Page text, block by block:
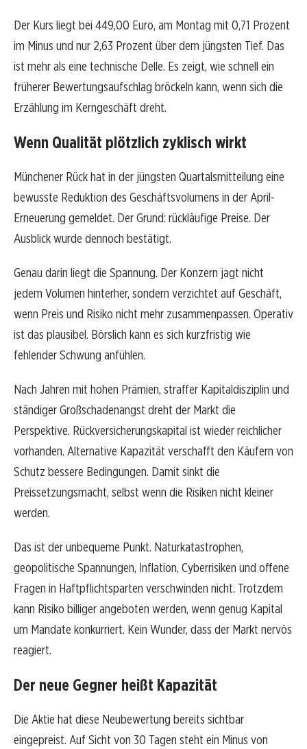
Der Kurs liegt bei 449,00 Euro, am Montag mit 0,71 Prozent
im Minus und nur 2,63 Prozent über dem jüngsten Tief. Das
ist mehr als eine technische Delle. Es zeigt, wie schnell ein
früherer Bewertungsaufschlag bröckeln kann, wenn sich die
Erzählung im Kerngeschäft dreht.
Wenn Qualität plötzlich zyklisch wirkt
Münchener Rück hat in der jüngsten Quartalsmitteilung eine
bewusste Reduktion des Geschäftsvolumens in der April-
Erneuerung gemeldet. Der Grund: rückläufige Preise. Der
Ausblick wurde dennoch bestätigt.
Genau darin liegt die Spannung. Der Konzern jagt nicht
jedem Volumen hinterher, sondern verzichtet auf Geschäft,
wenn Preis und Risiko nicht mehr zusammenpassen. Operativ
ist das plausibel. Börslich kann es sich kurzfristig wie
fehlender Schwung anfühlen.
Nach Jahren mit hohen Prämien, straffer Kapitaldisziplin und
ständiger Großschadenangst dreht der Markt die
Perspektive. Rückversicherungskapital ist wieder reichlicher
vorhanden. Alternative Kapazität verschafft den Käufern von
Schutz bessere Bedingungen. Damit sinkt die
Preissetzungsmacht, selbst wenn die Risiken nicht kleiner
werden.
Das ist der unbequeme Punkt. Naturkatastrophen,
geopolitische Spannungen, Inflation, Cyberrisiken und offene
Fragen in Haftpflichtsparten verschwinden nicht. Trotzdem
kann Risiko billiger angeboten werden, wenn genug Kapital
um Mandate konkurriert. Kein Wunder, dass der Markt nervös
reagiert.
Der neue Gegner heißt Kapazität
Die Aktie hat diese Neubewertung bereits sichtbar
eingepreist. Auf Sicht von 30 Tagen steht ein Minus von